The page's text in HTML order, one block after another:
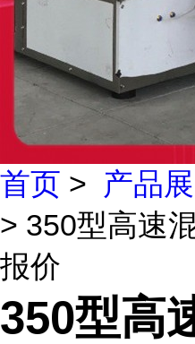
首页 > 产品
> 350型高速
报价
350型高